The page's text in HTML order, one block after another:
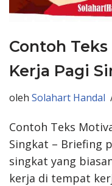
Contoh
Kerja Pagi
oleh Solahart Handal
Contoh Teks
Singkat – Briefing
singkat yang
kerja di tempat